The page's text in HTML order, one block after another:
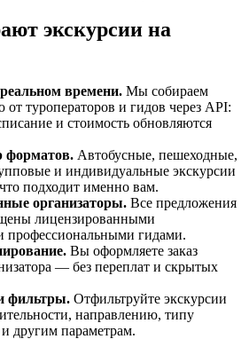
экскурсии на
времени. Мы собираем
туроператоров и гидов через API:
и стоимость обновляются
Автобусные, пешеходные,
и индивидуальные экскурсии
подходит именно вам.
организаторы. Все предложения
лицензированными
профессиональными гидами.
Вы оформляете заказ
— без переплат и скрытых
фильтры. Отфильтруйте экскурсии
направлению, типу
другим параметрам.